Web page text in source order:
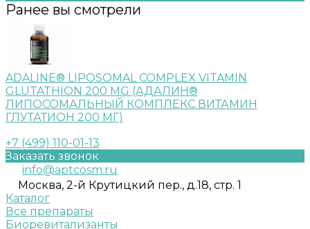
Ранее вы смотрели
ADALINE® LIPOSOMAL COMPLEX VITAMIN
GLUTATHION 200 MG (АДАЛИН®
ЛИПОСОМАЛЬНЫЙ КОМПЛЕКС ВИТАМИН
ГЛУТАТИОН 200 МГ)
+7 (499) 110-01-13
Заказать звонок
info@aptcosm.ru
Москва, 2-й Крутицкий пер., д.18, стр. 1
Каталог
Все препараты
Биоревитализанты